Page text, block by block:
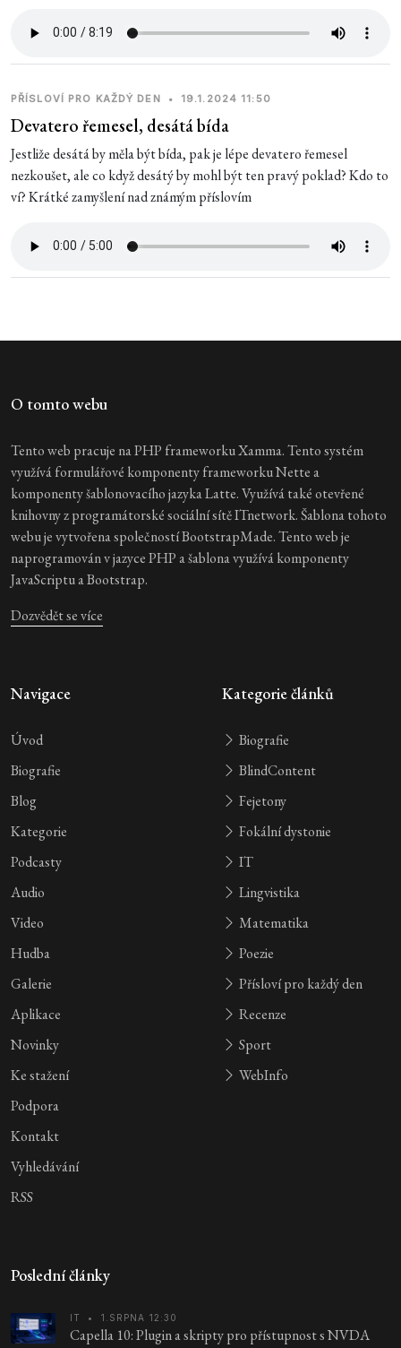
PŘÍSLOVÍ PRO KAŽDÝ DEN • 19.1.2024 11:50
Devatero řemesel, desátá bída
Jestliže desátá by měla být bída, pak je lépe devatero řemesel
nezkoušet, ale co když desátý by mohl být ten pravý poklad? Kdo to
ví? Krátké zamyšlení nad známým příslovím
O tomto webu
Tento web pracuje na PHP frameworku Xamma. Tento systém
využívá formulářové komponenty frameworku Nette a
komponenty šablonovacího jazyka Latte. Využívá také otevřené
knihovny z programátorské sociální sítě ITnetwork. Šablona tohoto
webu je vytvořena společností BootstrapMade. Tento web je
naprogramován v jazyce PHP a šablona využívá komponenty
JavaScriptu a Bootstrap.
Dozvědět se více
Navigace
Úvod
Biografie
Blog
Kategorie
Podcasty
Audio
Video
Hudba
Galerie
Aplikace
Novinky
Ke stažení
Podpora
Kontakt
Vyhledávání
RSS
Kategorie článků
Biografie
BlindContent
Fejetony
Fokální dystonie
IT
Lingvistika
Matematika
Poezie
Přísloví pro každý den
Recenze
Sport
WebInfo
Poslední články
IT • 1.SRPNA 12:30
Capella 10: Plugin a skripty pro přístupnost s NVDA